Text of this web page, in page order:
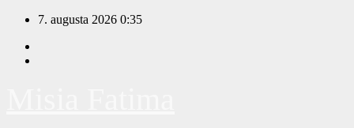
Prejsť
obsah
7. augusta 2026 0:35